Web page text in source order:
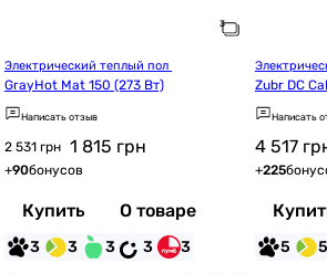
GrayHot Mat 150 (273 Вт)
Написать отзыв
2 531 грн 1 815 грн
+90бонусов
Купить О товаре
3 3 3 3 3
Zubr DC
Написать
4 517
+225
5 5